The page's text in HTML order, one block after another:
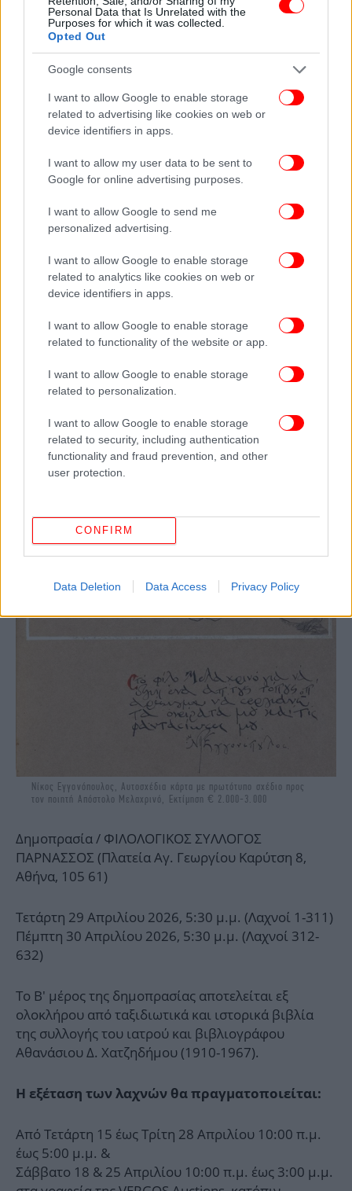
Personal Data that Is Unrelated with the
Purposes for which it was collected.
Opted Out
Google consents
I want to allow Google to enable storage
related to advertising like cookies on web or
device identifiers in apps.
I want to allow my user data to be sent to
Google for online advertising purposes.
I want to allow Google to send me
personalized advertising.
I want to allow Google to enable storage
related to analytics like cookies on web or
device identifiers in apps.
I want to allow Google to enable storage
related to functionality of the website or app.
I want to allow Google to enable storage
related to personalization.
I want to allow Google to enable storage
related to security, including authentication
functionality and fraud prevention, and other
user protection.
CONFIRM
Data Deletion Data Access Privacy Policy
Νίκος Εγγονόπουλος, Αυτοσχέδια κάρτα με πρωτότυπο σχέδιο προς
τον ποιητή Απόστολο Μελαχρινό, Εκτίμηση € 2.000-3.000
Δημοπρασία / ΦΙΛΟΛΟΓΙΚΟΣ ΣΥΛΛΟΓΟΣ
ΠΑΡΝΑΣΣΟΣ (Πλατεία Αγ. Γεωργίου Καρύτση 8,
Αθήνα, 105 61)
Τετάρτη 29 Απριλίου 2026, 5:30 μ.μ. (Λαχνοί 1-311)
Πέμπτη 30 Απριλίου 2026, 5:30 μ.μ. (Λαχνοί 312-
632)
Το Β' μέρος της δημοπρασίας αποτελείται εξ
ολοκλήρου από ταξιδιωτικά και ιστορικά βιβλία
της συλλογής του ιατρού και βιβλιογράφου
Αθανάσιου Δ. Χατζηδήμου (1910-1967).
Η εξέταση των λαχνών θα πραγματοποιείται:
Από Τετάρτη 15 έως Τρίτη 28 Απριλίου 10:00 π.μ.
έως 5:00 μ.μ. &
Σάββατο 18 & 25 Απριλίου 10:00 π.μ. έως 3:00 μ.μ.